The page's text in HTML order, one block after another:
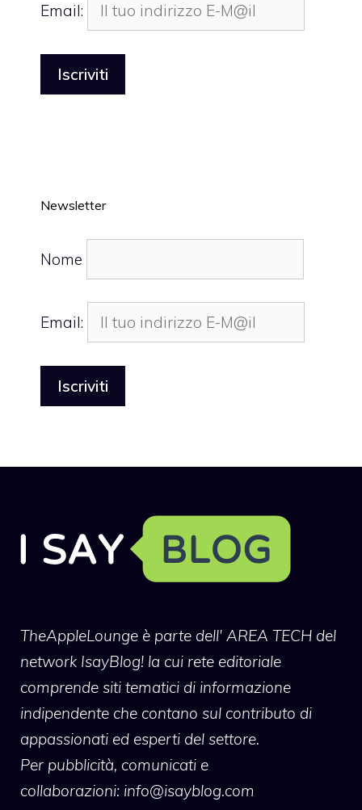
Email:
Newsletter
Nome
Email:
TheAppleLounge è parte dell' AREA TECH del
network IsayBlog! la cui rete editoriale
comprende siti tematici di informazione
indipendente che contano sul contributo di
appassionati ed esperti del settore.
Per pubblicità, comunicati e
collaborazioni: info@isayblog.com